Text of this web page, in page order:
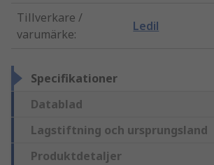
Tillverkare /
varumärke:
Ledil
Specifikationer
Datablad
Lagstiftning och ursprungsland
Produktdetaljer